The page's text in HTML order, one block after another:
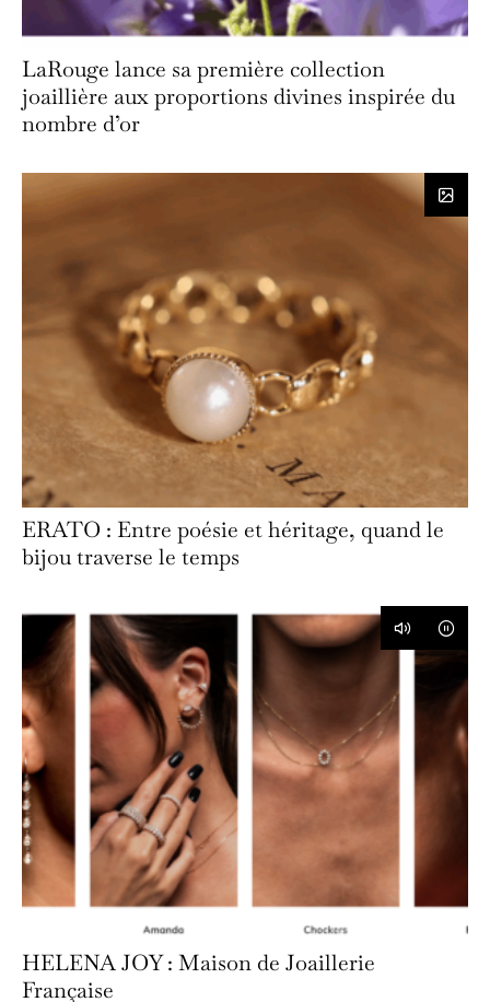
LaRouge lance sa première collection
joaillière aux proportions divines inspirée du
nombre d’or
ERATO : Entre poésie et héritage, quand le
bijou traverse le temps
HELENA JOY : Maison de Joaillerie
Française